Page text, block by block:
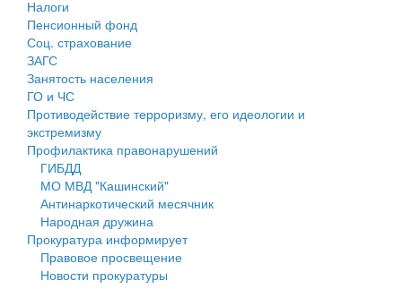
Противодействие коррупции
Контрольно-счетная палата
Персональные данные
Оценка регулирующего воздействия
Деятельность МУ
Нормативы градостроительного проектирования
Правила землепользования и застройки
Генеральные планы
Проекты планировки территории
Налоги
Пенсионный фонд
Соц. страхование
ЗАГС
Занятость населения
ГО и ЧС
Противодействие терроризму, его идеологии и
экстремизму
Профилактика правонарушений
ГИБДД
МО МВД "Кашинский"
Антинаркотический месячник
Народная дружина
Прокуратура информирует
Правовое просвещение
Новости прокуратуры